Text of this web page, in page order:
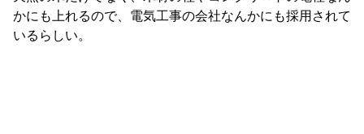
かにも上れるので、電気工事の会社なんかにも採用されて
いるらしい。